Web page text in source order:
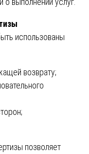
использованы
возврату;
позволяет